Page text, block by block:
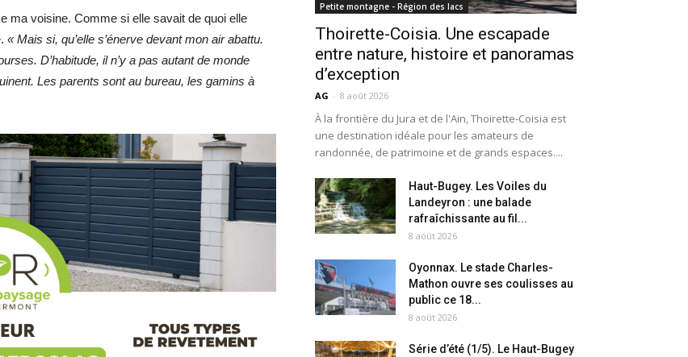
ma voisine. Comme si elle savait de quoi elle
« Mais si, qu’elle s’énerve devant mon air abattu.
D’habitude, il n’y a pas autant de monde
Les parents sont au bureau, les gamins à
Petite montagne - Région des lacs
Thoirette-Coisia. Une escapade
entre nature, histoire et panoramas
d’exception
AG - 8 août 2026
À la frontière du Jura et de l'Ain, Thoirette-Coisia est
une destination idéale pour les amateurs de
randonnée, de patrimoine et de grands espaces....
Haut-Bugey. Les Voiles du
Landeyron : une balade
rafraîchissante au fil...
8 août 2026
Oyonnax. Le stade Charles-
Mathon ouvre ses coulisses au
public ce 18...
8 août 2026
Série d’été (1/5). Le Haut-Bugey